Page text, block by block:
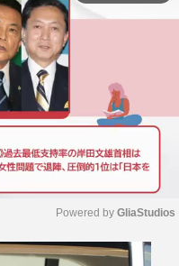
M
Powered by GliaStudios